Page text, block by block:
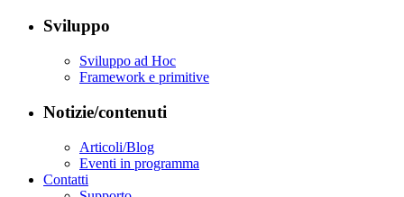
Sviluppo
Sviluppo ad Hoc
Framework e primitive
Notizie/contenuti
Articoli/Blog
Eventi in programma
Contatti